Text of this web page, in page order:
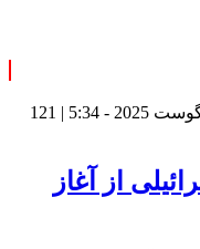
121
اسرائیلی از آغاز